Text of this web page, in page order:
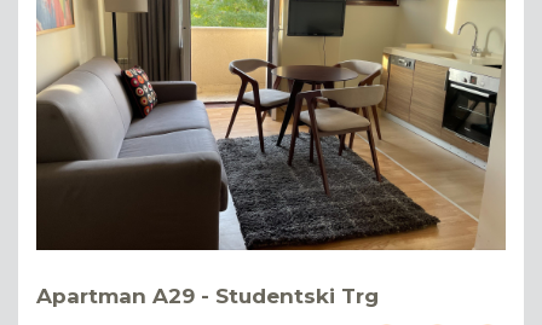
Apartman A29 - Studentski Trg